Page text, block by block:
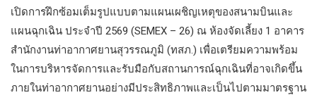
เปิดการฝึกซ้อมเต็มรูปแบบตามแผนเผชิญเหตุของสนามบินและ
แผนฉุกเฉิน ประจำปี 2569 (SEMEX – 26) ณ ห้องจัดเลี้ยง 1 อาคาร
สำนักงานท่าอากาศยานสุวรรณภูมิ (ทสภ.) เพื่อเตรียมความพร้อม
ในการบริหารจัดการและรับมือกับสถานการณ์ฉุกเฉินที่อาจเกิดขึ้น
ภายในท่าอากาศยานอย่างมีประสิทธิภาพและเป็นไปตามมาตรฐาน